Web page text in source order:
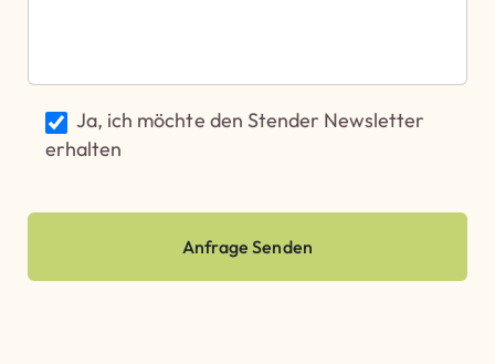
Ja, ich möchte den Stender Newsletter
erhalten